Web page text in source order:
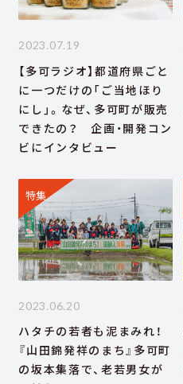
2023.07.19
【多可ラジオ】都道府県ごと
に一つだけの「ご当地ほり
にし」。なぜ、多可町が販売
できたの？ 企画・開発コン
ビにインタビュー
特集
2023.06.20
ハタチの若者も泥まみれ！
『山田錦発祥のまち』多可町
の坂本集落で、老若男女が